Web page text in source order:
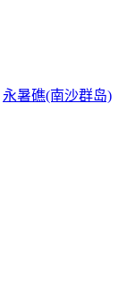
永暑礁(南沙群岛)